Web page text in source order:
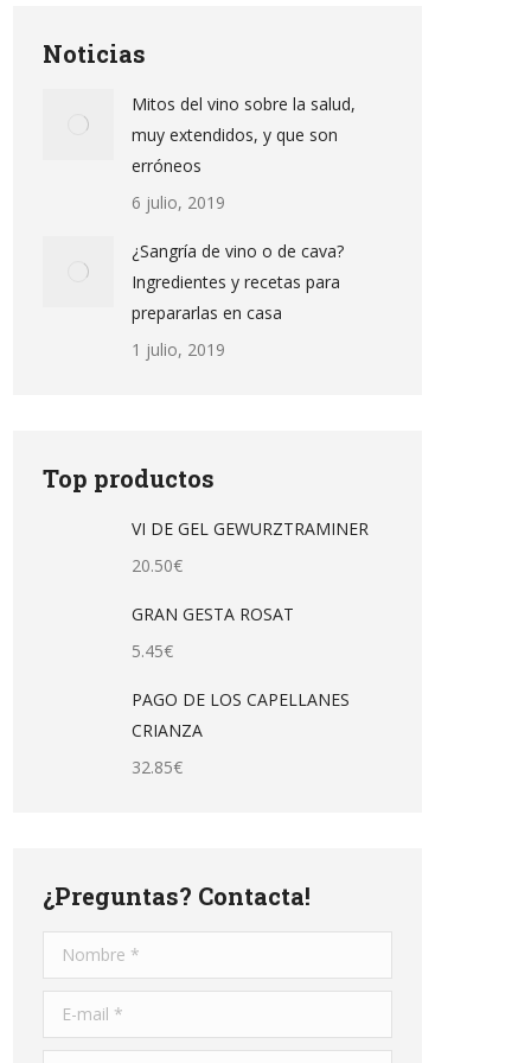
Noticias
Mitos del vino sobre la salud,
muy extendidos, y que son
erróneos
6 julio, 2019
¿Sangría de vino o de cava?
Ingredientes y recetas para
prepararlas en casa
1 julio, 2019
Top productos
VI DE GEL GEWURZTRAMINER
20.50€
GRAN GESTA ROSAT
5.45€
PAGO DE LOS CAPELLANES
CRIANZA
32.85€
¿Preguntas? Contacta!
Nombre *
E-mail *